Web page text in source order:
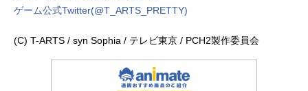
ゲーム公式Twitter(@T_ARTS_PRETTY)
(C) T-ARTS / syn Sophia / テレビ東京 / PCH2製作委員会